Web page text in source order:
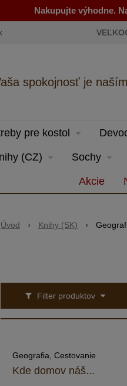
Nakupujte výhodne.
spokojnosť je
Úvod Knihy (SK)
Filter produktov
Geografia, Cestovanie
Kde domov náš...
pre kostol
(CZ) Sochy
Akcie